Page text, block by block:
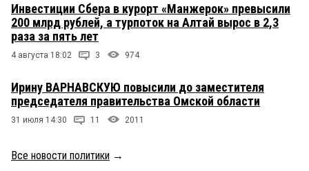
Инвестиции Сбера в курорт «Манжерок» превысили
200 млрд рублей, а турпоток на Алтай вырос в 2,3
раза за пять лет
4 августа 18:02 3 974
Ирину ВАРНАВСКУЮ повысили до заместителя
председателя правительства Омской области
31 июля 14:30 11 2011
Все новости политики →